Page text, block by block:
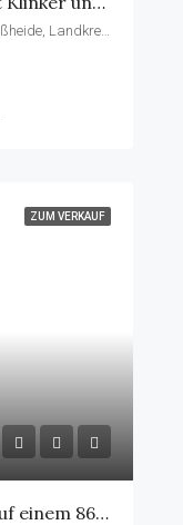
ZUM VERKAUF
Einfamilien-Haus von 1962 auf einem 860 m² Grundstück